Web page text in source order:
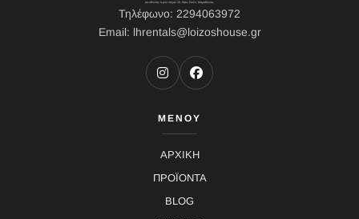
Διεύθυνση: Ιερού Λόχου 10, Κάτω Σούλι, Μαραθώνας
Τηλέφωνο: 2294063972
Email: lhrentals@loizoshouse.gr
ΜΕΝΟΥ
ΑΡΧΙΚΗ
ΠΡΟΪΟΝΤΑ
BLOG